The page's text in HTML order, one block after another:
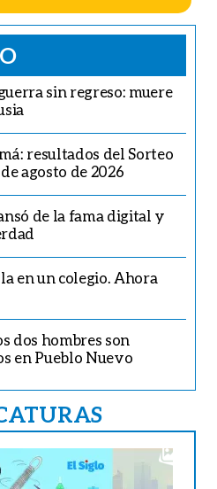
sin regreso: muere
resultados del Sorteo
agosto de 2026
de la fama digital y
en un colegio. Ahora
dos hombres son
en Pueblo Nuevo